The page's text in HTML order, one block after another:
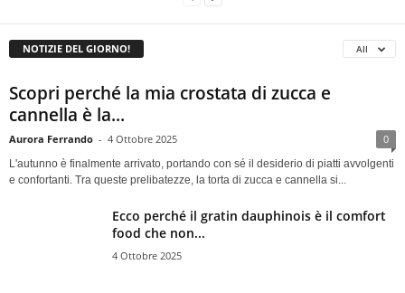
NOTIZIE DEL GIORNO! All
Scopri perché la mia crostata di zucca e
cannella è la...
Aurora Ferrando - 4 Ottobre 2025 0
L'autunno è finalmente arrivato, portando con sé il desiderio di piatti avvolgenti
e confortanti. Tra queste prelibatezze, la torta di zucca e cannella si...
Ecco perché il gratin dauphinois è il comfort
food che non...
4 Ottobre 2025